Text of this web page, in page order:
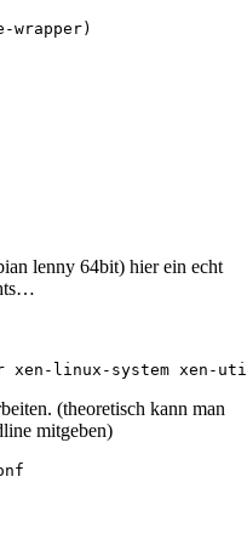
lenny 64bit) hier ein echt
(theoretisch kann man
mitgeben)